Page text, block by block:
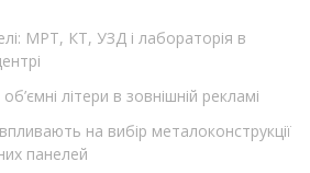
МРТ, КТ, УЗД і лабораторія в
літери в зовнішній рекламі
на вибір металоконструкції
панелей